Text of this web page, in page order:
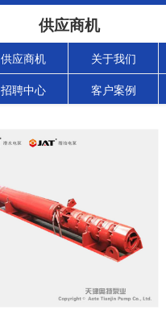
供应商机
供应商机 关于我们
招聘中心 客户案例